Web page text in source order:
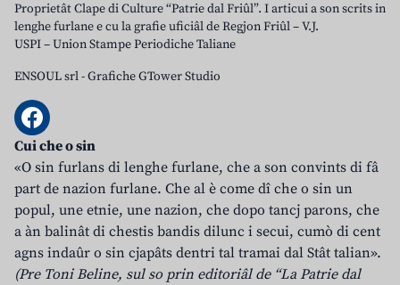
Proprietât Clape di Culture “Patrie dal Friûl”. I articui a son scrits in
lenghe furlane e cu la grafie uficiâl de Regjon Friûl – V.J.
USPI – Union Stampe Periodiche Taliane
ENSOUL srl-Grafiche GTower Studio
Cui che o sin
«O sin furlans di lenghe furlane, che a son convints di fâ
part de nazion furlane. Che al è come dî che o sin un
popul, une etnie, une nazion, che dopo tancj parons, che
a àn balinât di chestis bandis dilunc i secui, cumò di cent
agns indaûr o sin cjapâts dentri tal tramai dal Stât talian».
(Pre Toni Beline, sul so prin editoriâl de “La Patrie dal